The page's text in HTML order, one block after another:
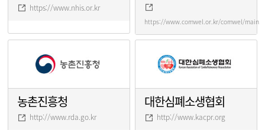
https://www.nhis.or.kr
https://www.comwel.or.kr/comwel/
농촌진흥청
http://www.rda.go.kr
대한심폐소생협회
http://www.kacpr.org